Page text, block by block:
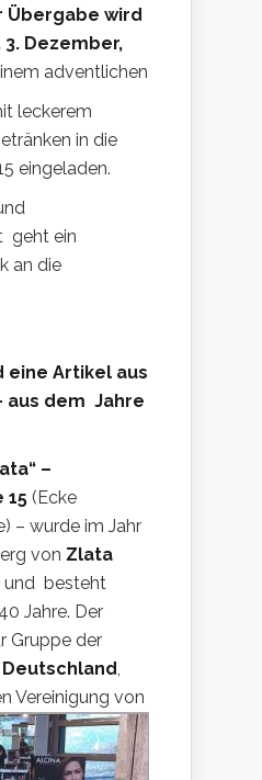
Übergabe wird
Dezember,
adventlichen
leckerem
in die
eingeladen.
geht ein
an die
eine Artikel aus
aus dem Jahre
–
15 (Ecke
– wurde im Jahr
von Zlata
und besteht
Jahre. Der
Gruppe der
Vereinigung von